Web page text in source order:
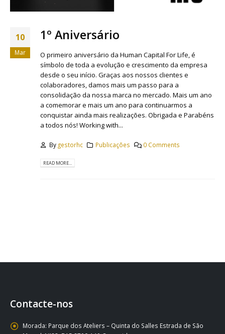
10
Mar
1º Aniversário
O primeiro aniversário da Human Capital For Life, é
símbolo de toda a evolução e crescimento da empresa
desde o seu início. Graças aos nossos clientes e
colaboradores, damos mais um passo para a
consolidação da nossa marca no mercado. Mais um ano
a comemorar e mais um ano para continuarmos a
conquistar ainda mais realizações. Obrigada e Parabéns
a todos nós! Working with...
By gestorhc Publicações 0 Comments
READ MORE...
Contacte-nos
Morada: Parque dos Ateliers – Quinta do Salles Estrada de São